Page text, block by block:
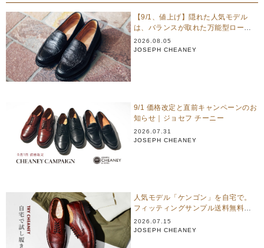
【9/1、値上げ】隠れた人気モデル
は、バランスが取れた万能型ローフ
ァー｜ジョセフ チーニー
2026.08.05
JOSEPH CHEANEY
9/1 価格改定と直前キャンペーンのお
知らせ｜ジョセフ チーニー
2026.07.31
JOSEPH CHEANEY
人気モデル「ケンゴン」を自宅で。
フィッティングサンプル送料無料キ
ャンペーン
2026.07.15
JOSEPH CHEANEY